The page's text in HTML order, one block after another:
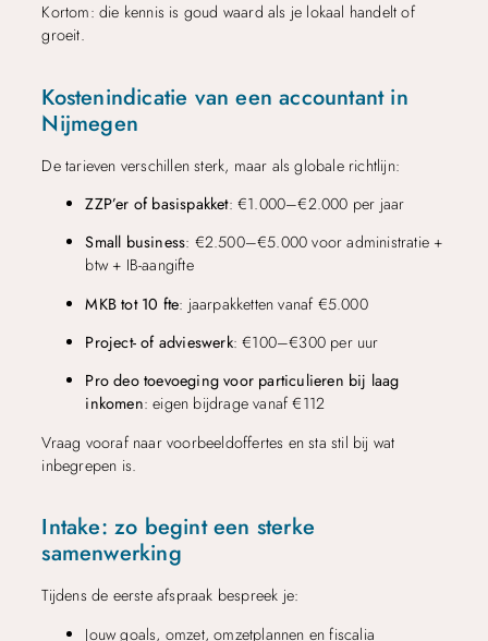
Kortom: die kennis is goud waard als je lokaal handelt of
groeit.
Kostenindicatie van een accountant in
Nijmegen
De tarieven verschillen sterk, maar als globale richtlijn:
ZZP’er of basispakket: €1.000–€2.000 per jaar
Small business: €2.500–€5.000 voor administratie +
btw + IB-aangifte
MKB tot 10 fte: jaarpakketten vanaf €5.000
Project- of advieswerk: €100–€300 per uur
Pro deo toevoeging voor particulieren bij laag
inkomen: eigen bijdrage vanaf €112
Vraag vooraf naar voorbeeldoffertes en sta stil bij wat
inbegrepen is.
Intake: zo begint een sterke
samenwerking
Tijdens de eerste afspraak bespreek je:
Jouw goals, omzet, omzetplannen en fiscalia